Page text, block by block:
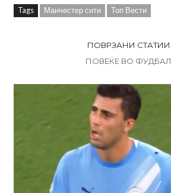
Tags Манчестер сити Топ Вести
ПОВРЗАНИ СТАТИИ
ПОВЕЌЕ ВО ФУДБАЛ